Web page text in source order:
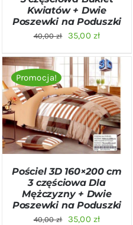
Kwiatów + Dwie
Poszewki na Poduszki
40,00zł
Pierwotna
wynosiła:
40,00 zł.
35,00 zł
wynosi:
35,00
Promocja!
DODAJ DO KOSZYKA
/
SZCZEGÓŁY
Pościel 3D 160×200 cm
3 częściowa Dla
Mężczyzny + Dwie
Poszewki na Poduszki
40,00zł
Pierwotna
35,00 zł